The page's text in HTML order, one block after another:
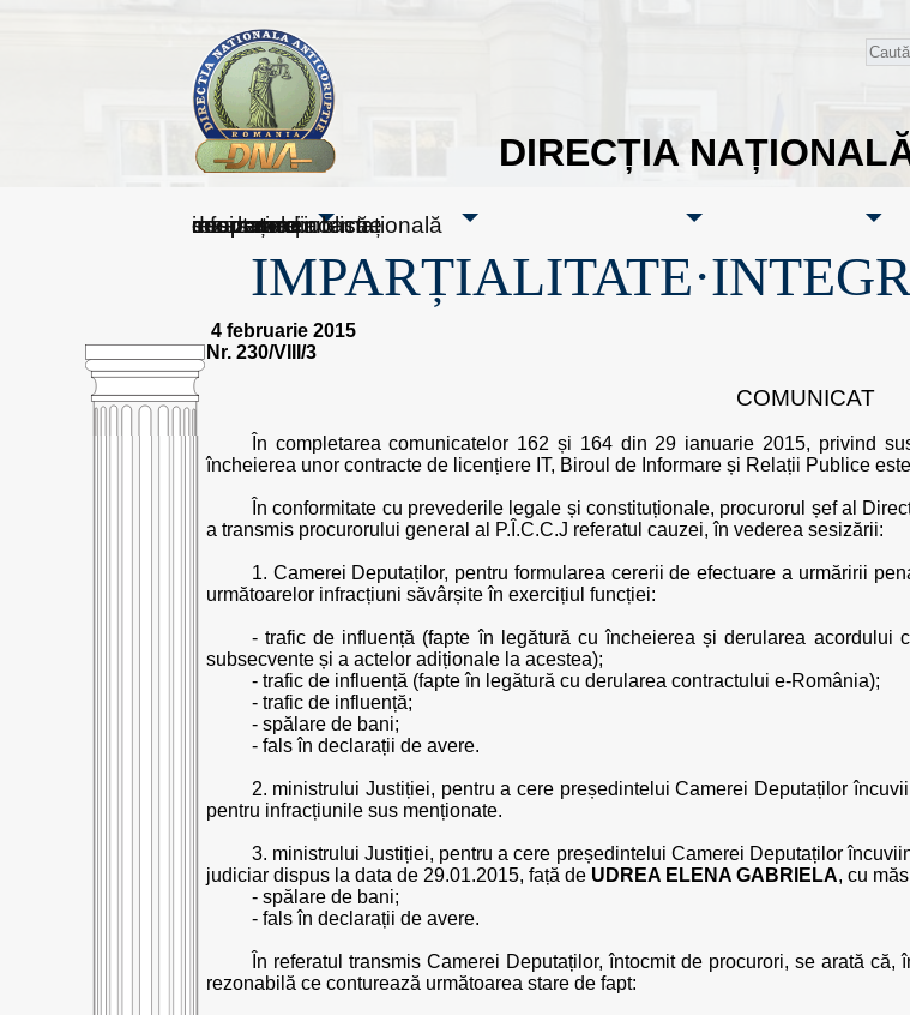
DIRECȚIA
sesizați-ne
despre noi
rezultatele noastre
mass media
informare publică
cooperare internațională
4 februarie 2015
Nr. 230/VIII/3
COMUNICAT
În completarea comunicatelor 162 și 164 din 29 ianuarie 2015, privind
încheierea unor contracte de licențiere IT, Biroul de Informare și Relații Publice
În conformitate cu prevederile legale și constituționale, procurorul șef al
a transmis procurorului general al P.Î.C.C.J referatul cauzei, în vederea sesizării:
1. Camerei Deputaților, pentru formularea cererii de efectuare a urmăririi
următoarelor infracțiuni săvârșite în exercițiul funcției:
- trafic de influență (fapte în legătură cu încheierea și derularea acordului
subsecvente și a actelor adiționale la acestea);
- trafic de influență (fapte în legătură cu derularea contractului e-România);
- trafic de influență;
- spălare de bani;
- fals în declarații de avere.
2. ministrului Justiției, pentru a cere președintelui Camerei Deputaților
pentru infracțiunile sus menționate.
3. ministrului Justiției, pentru a cere președintelui Camerei Deputaților
judiciar dispus la data de 29.01.2015, față de UDREA ELENA GABRIELA, cu
- spălare de bani;
- fals în declarații de avere.
În referatul transmis Camerei Deputaților, întocmit de procurori, se arată
rezonabilă ce conturează următoarea stare de fapt: